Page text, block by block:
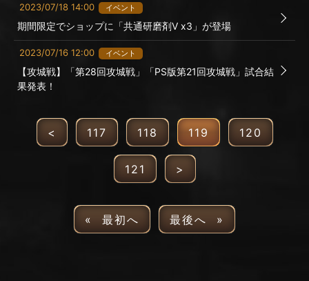
2023/07/18 14:00 イベント
期間限定でショップに「共通研磨剤Ⅴ x3」が登場
2023/07/16 12:00 イベント
【攻城戦】「第28回攻城戦」「PS版第21回攻城戦」試合結
果発表！
< 117 118 119 120
121 >
« 最初へ 最後へ »